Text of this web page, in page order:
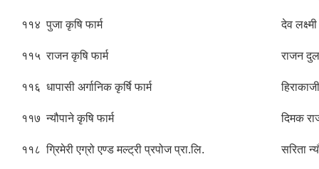
११४ पुजा कृषि फार्म देव
११५ राजन कृषि फार्म राजन
११६ धापासी अर्गानिक कृर्षि फार्म
११७ न्यौपाने कृषि फार्म दिमक
११८ ग्रिमेरी एग्रो एण्ड मल्ट्री प्रपोज प्रा.लि. सरिता